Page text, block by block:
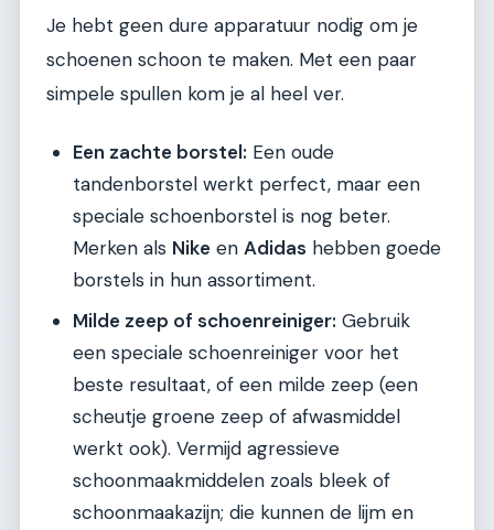
Je hebt geen dure apparatuur nodig om je
schoenen schoon te maken. Met een paar
simpele spullen kom je al heel ver.
Een zachte borstel: Een oude
tandenborstel werkt perfect, maar een
speciale schoenborstel is nog beter.
Merken als Nike en Adidas hebben goede
borstels in hun assortiment.
Milde zeep of schoenreiniger: Gebruik
een speciale schoenreiniger voor het
beste resultaat, of een milde zeep (een
scheutje groene zeep of afwasmiddel
werkt ook). Vermijd agressieve
schoonmaakmiddelen zoals bleek of
schoonmaakazijn; die kunnen de lijm en